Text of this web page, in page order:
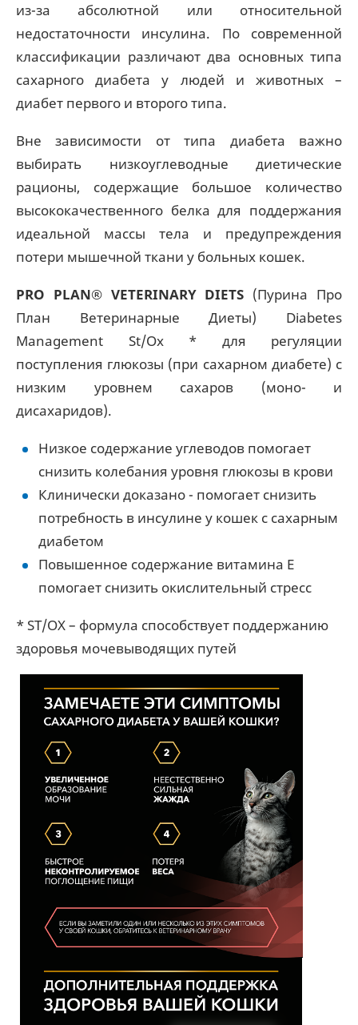
из-за абсолютной или относительной
недостаточности инсулина. По современной
классификации различают два основных типа
сахарного диабета у людей и животных –
диабет первого и второго типа.
Вне зависимости от типа диабета важно
выбирать низкоуглеводные диетические
рационы, содержащие большое количество
высококачественного белка для поддержания
идеальной массы тела и предупреждения
потери мышечной ткани у больных кошек.
PRO PLAN® VETERINARY DIETS (Пурина Про
План Ветеринарные Диеты) Diabetes
Management St/Ox * для регуляции
поступления глюкозы (при сахарном диабете) с
низким уровнем сахаров (моно- и
дисахаридов).
Низкое содержание углеводов помогает
снизить колебания уровня глюкозы в крови
Клинически доказано - помогает снизить
потребность в инсулине у кошек с сахарным
диабетом
Повышенное содержание витамина Е
помогает снизить окислительный стресс
* ST/OX – формула способствует поддержанию
здоровья мочевыводящих путей